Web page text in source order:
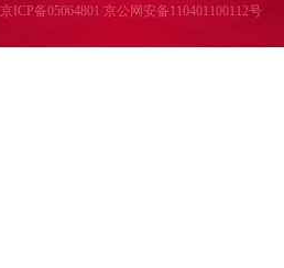
京ICP备05064801 京公网安备110401100112号